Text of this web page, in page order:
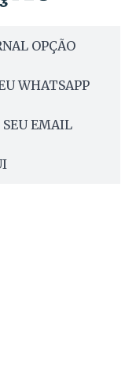
OPÇÃO
WHATSAPP
SEU EMAIL